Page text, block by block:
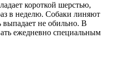
короткой шерстью,
в неделю. Собаки линяют
не обильно. В
ежедневно специальным